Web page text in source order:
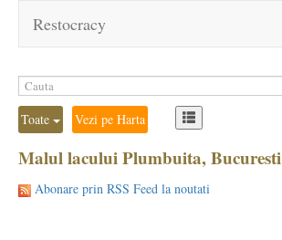
Restocracy
Toate Vezi pe Harta
Malul lacului Plumbuita, Bucuresti
Abonare prin RSS Feed la noutati